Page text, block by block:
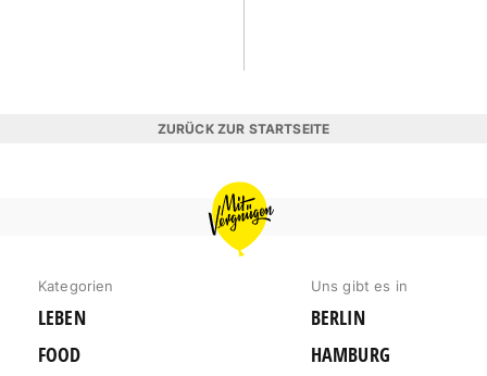
ZURÜCK ZUR STARTSEITE
MIT
VERGNÜGEN
MÜNCHEN
Kategorien
LEBEN
FOOD
Uns gibt es in
BERLIN
HAMBURG